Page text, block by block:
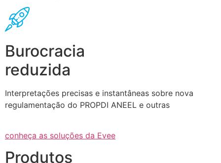
Burocracia
reduzida
Interpretações precisas e instantâneas sobre nova
regulamentação do PROPDI ANEEL e outras
conheça as soluções da Evee
Produtos